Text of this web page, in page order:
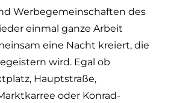
Werbegemeinschaften des
einmal ganze Arbeit
eine Nacht kreiert, die
wird. Egal ob
Hauptstraße,
oder Konrad-